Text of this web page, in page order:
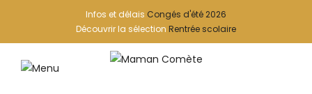
Infos et délais Congés d'été 2026
Découvrir la sélection Rentrée scolaire